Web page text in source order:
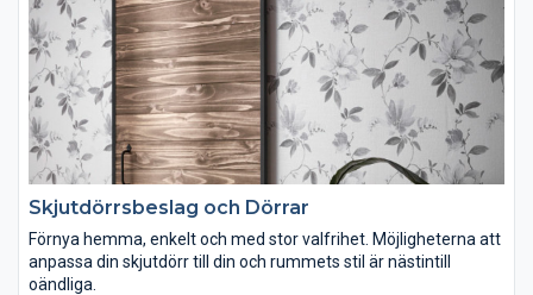
Skjutdörrsbeslag och Dörrar
Förnya hemma, enkelt och med stor valfrihet. Möjligheterna att
anpassa din skjutdörr till din och rummets stil är nästintill
oändliga.